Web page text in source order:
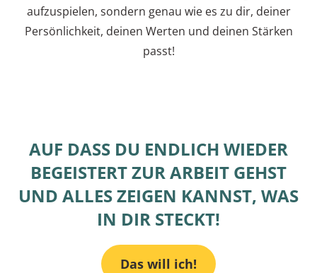
aufzuspielen, sondern genau wie es zu dir, deiner
Persönlichkeit, deinen Werten und deinen Stärken
passt!
AUF DASS DU ENDLICH WIEDER
BEGEISTERT ZUR ARBEIT GEHST
UND ALLES ZEIGEN KANNST, WAS
IN DIR STECKT!
Das will ich!